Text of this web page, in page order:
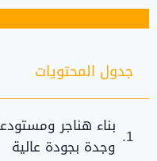
جدول المحتويات
بناء هناجر
وجدة بجودة عالية